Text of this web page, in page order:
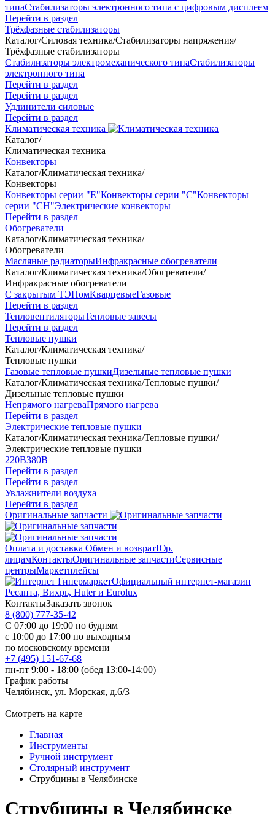
типаСтабилизаторы электронного типа с цифровым дисплеем
Перейти в раздел
Трёхфазные стабилизаторы
Каталог/Силовая техника/Стабилизаторы напряжения/
Трёхфазные стабилизаторы
Стабилизаторы электромеханического типаСтабилизаторы
электронного типа
Перейти в раздел
Перейти в раздел
Удлинители силовые
Перейти в раздел
Климатическая техника
Каталог/
Климатическая техника
Конвекторы
Каталог/Климатическая техника/
Конвекторы
Конвекторы серии "Е"Конвекторы серии "С"Конвекторы
серии "СН"Электрические конвекторы
Перейти в раздел
Обогреватели
Каталог/Климатическая техника/
Обогреватели
Масляные радиаторыИнфракрасные обогреватели
Каталог/Климатическая техника/Обогреватели/
Инфракрасные обогреватели
С закрытым ТЭНомКварцевыеГазовые
Перейти в раздел
ТепловентиляторыТепловые завесы
Перейти в раздел
Тепловые пушки
Каталог/Климатическая техника/
Тепловые пушки
Газовые тепловые пушкиДизельные тепловые пушки
Каталог/Климатическая техника/Тепловые пушки/
Дизельные тепловые пушки
Непрямого нагреваПрямого нагрева
Перейти в раздел
Электрические тепловые пушки
Каталог/Климатическая техника/Тепловые пушки/
Электрические тепловые пушки
220В380В
Перейти в раздел
Перейти в раздел
Увлажнители воздуха
Перейти в раздел
Оригинальные запчасти
Оплата и доставка Обмен и возвратЮр.
лицамКонтактыОригинальные запчастиСервисные
центрыМаркетплейсы
Официальный интернет-магазин
Ресанта, Вихрь, Huter и Eurolux
КонтактыЗаказать звонок
8 (800) 777-35-42
С 07:00 до 19:00 по будням
с 10:00 до 17:00 по выходным
по московскому времени
+7 (495) 151-67-68
пн-пт 9:00 - 18:00 (обед 13:00-14:00)
График работы
Челябинск, ул. Морская, д.6/3
Смотреть на карте
Главная
Инструменты
Ручной инструмент
Столярный инструмент
Струбцины в Челябинске
Струбцины в Челябинске